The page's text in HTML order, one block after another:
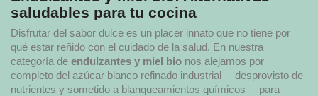
saludables para tu cocina
Disfrutar del sabor dulce es un placer innato que no tiene por
qué estar reñido con el cuidado de la salud. En nuestra
categoría de endulzantes y miel bio nos alejamos por
completo del azúcar blanco refinado industrial —desprovisto de
nutrientes y sometido a blanqueamientos químicos— para